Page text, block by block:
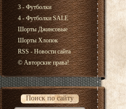
3 - Футболки
4 - Футболки SALE
Шорты Джинсовые
Шорты Хлопок
RSS - Новости сайта
© Авторские права!
Поиск по сайту